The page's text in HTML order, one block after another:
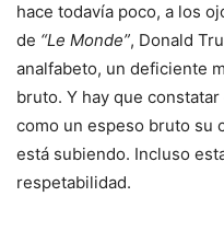
hace todavía poco, a los
de “Le Monde”, Donald
analfabeto, un deficiente
bruto. Y hay que
como un espeso bruto su
está subiendo. Incluso
respetabilidad.